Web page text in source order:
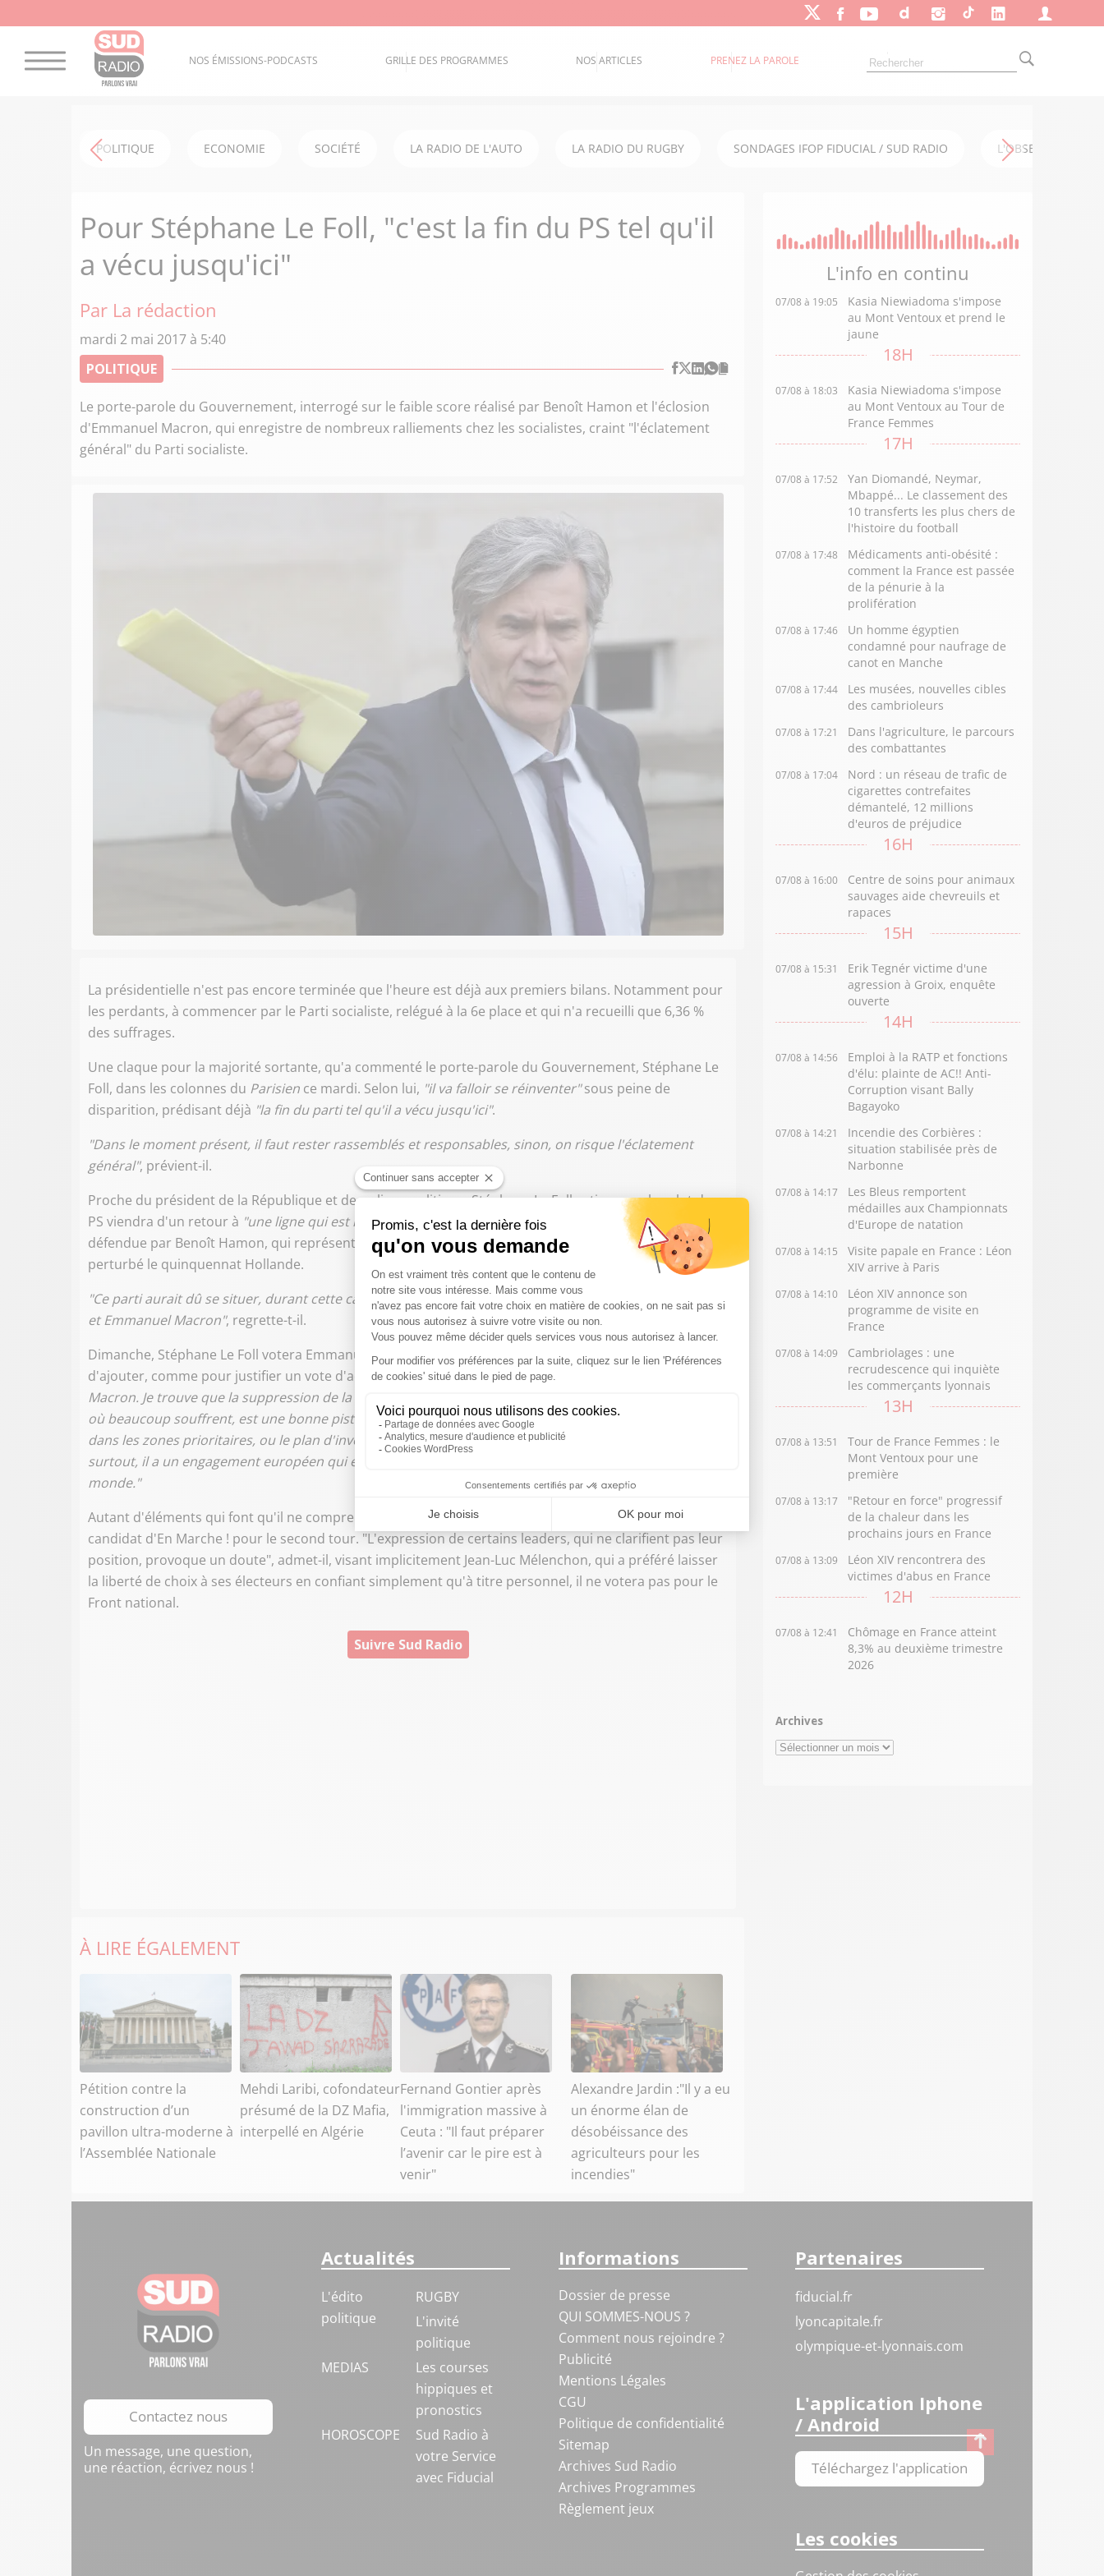
NOS ÉMISSIONS-PODCASTS GRILLE DES PROGRAMMES NOS ARTICLES PRENEZ LA PAROLE
POLITIQUE ECONOMIE SOCIÉTÉ LA RADIO DE L'AUTO LA RADIO DU RUGBY SONDAGES IFOP FIDUCIAL / SUD RADIO L'OBSERVATOIRE
Pour Stéphane Le Foll, "c'est la fin du PS tel qu'il
a vécu jusqu'ici"
Par La rédaction
mardi 2 mai 2017 à 5:40
POLITIQUE
Le porte-parole du Gouvernement, interrogé sur le faible score réalisé par Benoît Hamon et l'éclosion
d'Emmanuel Macron, qui enregistre de nombreux ralliements chez les socialistes, craint "l'éclatement
général" du Parti socialiste.
La présidentielle n'est pas encore terminée que l'heure est déjà aux premiers bilans. Notamment pour
les perdants, à commencer par le Parti socialiste, relégué à la 6e place et qui n'a recueilli que 6,36 %
des suffrages.
Une claque pour la majorité sortante, qu'a commenté le porte-parole du Gouvernement, Stéphane Le
Foll, dans les colonnes du Parisien ce mardi. Selon lui, "il va falloir se réinventer"sous peine de
disparition, prédisant déjà "la fin du parti tel qu'il a vécu jusqu'ici".
"Dans le moment présent, il faut rester rassemblés et responsables, sinon, on risque l'éclatement
général", prévient-il.
Proche du président de la République et de sa ligne politique, Stéphane Le Foll estime que le salut du
PS viendra d'un retour à "une ligne qui est le socialisme démocratique", donc bien différente de celle
défendue par Benoît Hamon, qui représentait une ligne plus à gauche, celle des frondeurs, qui ont
perturbé le quinquennat Hollande.
"Ce parti aurait dû se situer, durant cette campagne, dans une forme de synthèse entre Benoît Hamon
et Emmanuel Macron", regrette-t-il.
Dimanche, Stéphane Le Foll votera Emmanuel Macron car il "veut la défaite du Front national". Avant
d'ajouter, comme pour justifier un vote d'adhésion :"Il faut regarder ce que propose Emmanuel
Macron. Je trouve que la suppression de la taxe d'habitation, pour 80 % des Français, dans un contexte
où beaucoup souffrent, est une bonne piste. De même que la réduction du nombre d'élèves par classe
dans les zones prioritaires, ou le plan d'investissement à hauteur de 50 milliards d'euros. Enfin et
surtout, il a un engagement européen qui est essentiel face aux défis et aux menaces qui pèsent sur le
monde."
Autant d'éléments qui font qu'il ne comprend pas ceux qui, à gauche, n'appellent pas à soutenir le
candidat d'En Marche ! pour le second tour. "L'expression de certains leaders, qui ne clarifient pas leur
position, provoque un doute", admet-il, visant implicitement Jean-Luc Mélenchon, qui a préféré laisser
la liberté de choix à ses électeurs en confiant simplement qu'à titre personnel, il ne votera pas pour le
Front national.
Suivre Sud Radio
À LIRE ÉGALEMENT
Pétition contre la
construction d’un
pavillon ultra-moderne à
l’Assemblée Nationale
Mehdi Laribi, cofondateur
présumé de la DZ Mafia,
interpellé en Algérie
Fernand Gontier après
l'immigration massive à
Ceuta : "Il faut préparer
l’avenir car le pire est à
venir"
Alexandre Jardin :"Il y a eu
un énorme élan de
désobéissance des
agriculteurs pour les
incendies"
L'info en continu
07/08 à 19:05
Kasia Niewiadoma s'impose
au Mont Ventoux et prend le
jaune
18H
07/08 à 18:03
Kasia Niewiadoma s'impose
au Mont Ventoux au Tour de
France Femmes
17H
07/08 à 17:52
Yan Diomandé, Neymar,
Mbappé... Le classement des
10 transferts les plus chers de
l'histoire du football
07/08 à 17:48
Médicaments anti-obésité :
comment la France est passée
de la pénurie à la
prolifération
07/08 à 17:46
Un homme égyptien
condamné pour naufrage de
canot en Manche
07/08 à 17:44
Les musées, nouvelles cibles
des cambrioleurs
07/08 à 17:21
Dans l'agriculture, le parcours
des combattantes
07/08 à 17:04
Nord : un réseau de trafic de
cigarettes contrefaites
démantelé, 12 millions
d'euros de préjudice
16H
07/08 à 16:00
Centre de soins pour animaux
sauvages aide chevreuils et
rapaces
15H
07/08 à 15:31
Erik Tegnér victime d'une
agression à Groix, enquête
ouverte
14H
07/08 à 14:56
Emploi à la RATP et fonctions
d'élu: plainte de AC!! Anti-
Corruption visant Bally
Bagayoko
07/08 à 14:21
Incendie des Corbières :
situation stabilisée près de
Narbonne
07/08 à 14:17
Les Bleus remportent
médailles aux Championnats
d'Europe de natation
07/08 à 14:15
Visite papale en France : Léon
XIV arrive à Paris
07/08 à 14:10
Léon XIV annonce son
programme de visite en
France
07/08 à 14:09
Cambriolages : une
recrudescence qui inquiète
les commerçants lyonnais
13H
07/08 à 13:51
Tour de France Femmes : le
Mont Ventoux pour une
première
07/08 à 13:17
"Retour en force" progressif
de la chaleur dans les
prochains jours en France
07/08 à 13:09
Léon XIV rencontrera des
victimes d'abus en France
12H
07/08 à 12:41
Chômage en France atteint
8,3% au deuxième trimestre
2026
Archives
Archives
Contactez nous
Un message, une question,
une réaction, écrivez nous !
Actualités
L'édito
politique
RUGBY
L'invité
politique
MEDIAS
Les courses
hippiques et
pronostics
HOROSCOPE
Sud Radio à
votre Service
avec Fiducial
Informations
Dossier de presse
QUI SOMMES-NOUS ?
Comment nous rejoindre ?
Publicité
Mentions Légales
CGU
Politique de confidentialité
Sitemap
Archives Sud Radio
Archives Programmes
Règlement jeux
Partenaires
fiducial.fr
lyoncapitale.fr
olympique-et-lyonnais.com
L'application Iphone
/ Android
Téléchargez l'application
Les cookies